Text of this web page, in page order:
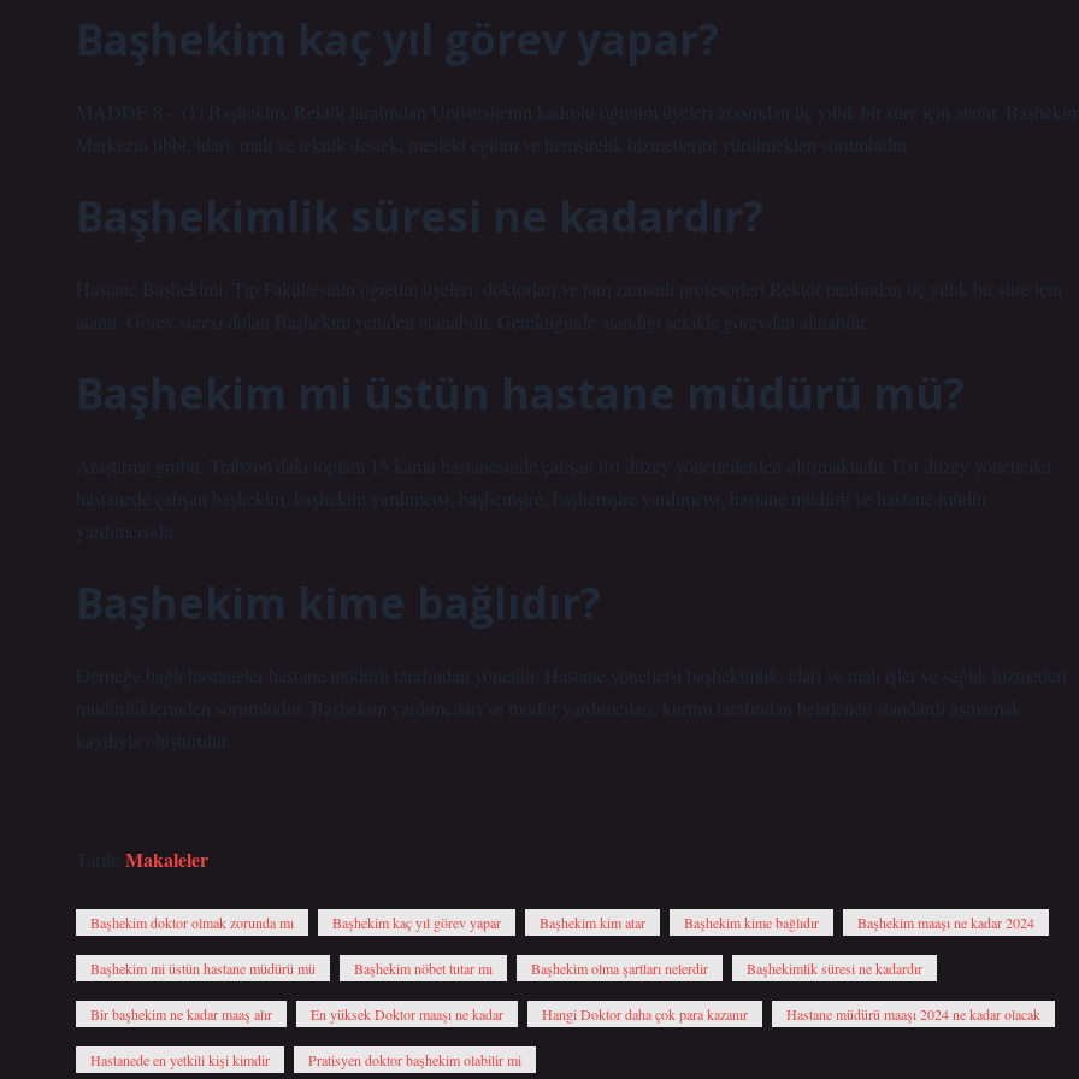
Başhekim kaç yıl görev yapar?
MADDE 8 – (1) Başhekim, Rektör tarafından Üniversitenin kadrolu öğretim üyeleri arasından üç yıllık bir süre için atanır.
Merkezin tıbbi, idari, mali ve teknik destek, mesleki eğitim ve hemşirelik hizmetlerini yürütmekten sorumludur.
Başhekimlik süresi ne kadardır?
Hastane Başhekimi; Tıp Fakültesinin öğretim üyeleri, doktorları ve tam zamanlı profesörleri Rektör tarafından üç yıllık bir süre için
atanır. Görev süresi dolan Başhekim yeniden atanabilir. Gerektiğinde atandığı şekilde görevden alınabilir.
Başhekim mi üstün hastane müdürü mü?
Araştırma grubu, Trabzon’daki toplam 15 kamu hastanesinde çalışan üst düzey yöneticilerden oluşmaktadır. Üst düzey yöneticiler,
hastanede çalışan başhekim, başhekim yardımcısı, başhemşire, başhemşire yardımcısı, hastane müdürü ve hastane müdür
yardımcısıdır.
Başhekim kime bağlıdır?
Derneğe bağlı hastaneler hastane müdürü tarafından yönetilir. Hastane yöneticisi başhekimlik, idari ve mali işler ve sağlık hizmetleri
müdürlüklerinden sorumludur. Başhekim yardımcıları ve müdür yardımcıları, kurum tarafından belirlenen standardı aşmamak
kaydıyla oluşturulur.
Tarih: Makaleler
Başhekim doktor olmak zorunda mı Başhekim kaç yıl görev yapar Başhekim kim atar Başhekim kime bağlıdır Başhekim maaşı ne kadar 2024
Başhekim mi üstün hastane müdürü mü Başhekim nöbet tutar mı Başhekim olma şartları nelerdir Başhekimlik süresi ne kadardır
Bir başhekim ne kadar maaş alır En yüksek Doktor maaşı ne kadar Hangi Doktor daha çok para kazanır Hastane müdürü maaşı 2024 ne kadar olacak
Hastanede en yetkili kişi kimdir Pratisyen doktor başhekim olabilir mi